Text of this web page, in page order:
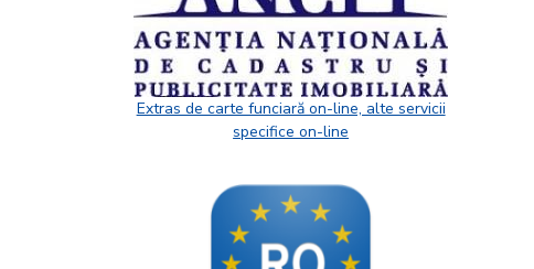
Extras de carte funciară on-line, alte servicii
specifice on-line